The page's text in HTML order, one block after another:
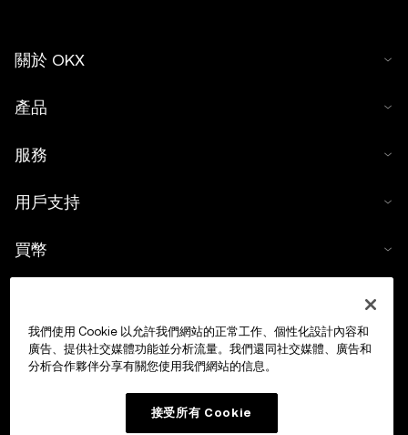
關於 OKX
產品
服務
用戶支持
買幣
交易
我們使用 Cookie 以允許我們網站的正常工作、個性化設計內容和
廣告、提供社交媒體功能並分析流量。我們還同社交媒體、廣告和
分析合作夥伴分享有關您使用我們網站的信息。
接受所有 Cookie